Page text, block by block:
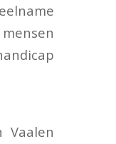
Vaalen